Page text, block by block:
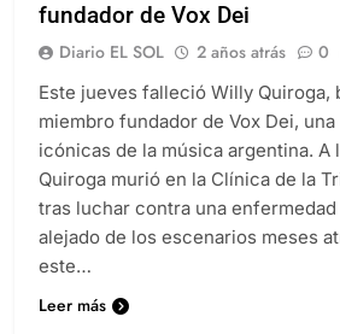
fundador de Vox Dei
Diario EL SOL 2 años atrás 0
Este jueves falleció Willy Quiroga,
miembro fundador de Vox Dei, una
icónicas de la música argentina. A
Quiroga murió en la Clínica de la
tras luchar contra una
alejado de los escenarios meses
este…
Leer más